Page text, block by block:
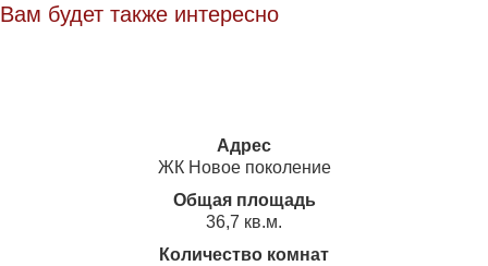
Вам будет также интересно
Адрес
ЖК Новое поколение
Общая площадь
36,7 кв.м.
Количество комнат